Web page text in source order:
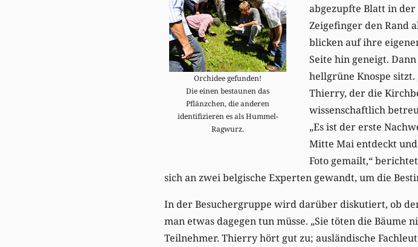
Orchidee gefunden!
Die einen bestaunen das
Pflänzchen, die anderen
identifizieren es als Hummel-
Ragwurz.
abgezupfte Blatt in
Zeigefinger den Rand
blicken auf ihre
Seite hin geneigt.
hellgrüne Knospe sitzt.
Thierry, der die
wissenschaftlich
„Es ist der erste
Mitte Mai entdeckt
Foto gemailt,“
sich an zwei belgische Experten gewandt, um die
In der Besuchergruppe wird darüber diskutiert, ob
man etwas dagegen tun müsse. „Sie töten die
Teilnehmer. Thierry hört gut zu; ausländische